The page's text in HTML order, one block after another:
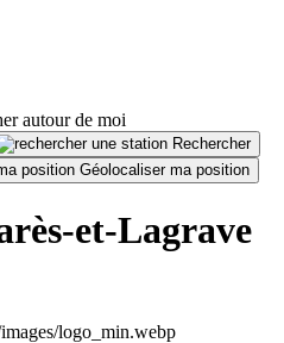
autour de moi
Rechercher
Géolocaliser ma position
et-Lagrave
logo_min.webp